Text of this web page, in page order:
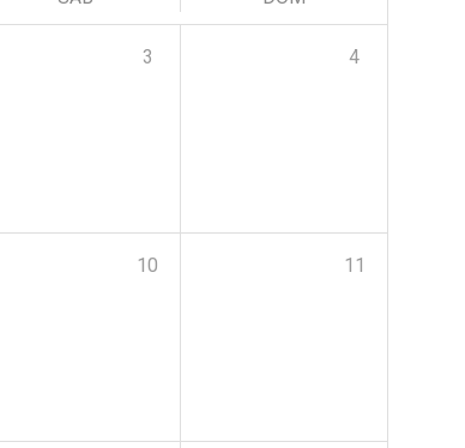
3 4
10 11